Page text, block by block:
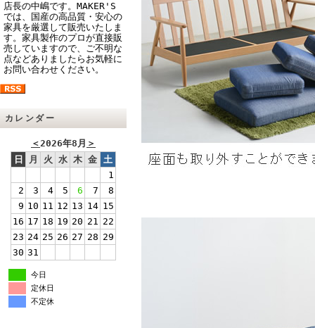
店長の中嶋です。MAKER'S
では、国産の高品質・安心の
家具を厳選して販売いたしま
す。家具製作のプロが直接販
売していますので、ご不明な
点などありましたらお気軽に
お問い合わせください。
カレンダー
＜2026年8月 ＞
日
月 火 水 木 金 土
1
2
3 4 5 6 7
8
9 10 11 12 13 14 15
16 17 18 19 20 21 22
23 24 25 26 27 28 29
30 31
今日
定休日
不定休